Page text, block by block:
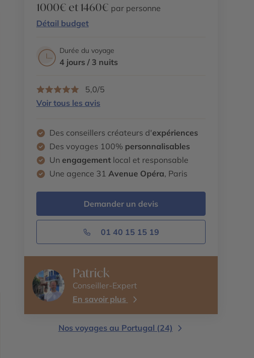
1000€ et 1460€ par personne
Détail budget
Durée du voyage
4 jours / 3 nuits
5,0/5
Voir tous les avis
Des conseillers créateurs d'expériences
Des voyages 100% personnalisables
Un engagement local et responsable
Une agence 31 Avenue Opéra, Paris
Demander un devis
01 40 15 15 19
Patrick
Conseiller-Expert
En savoir plus
Nos voyages au Portugal (24)